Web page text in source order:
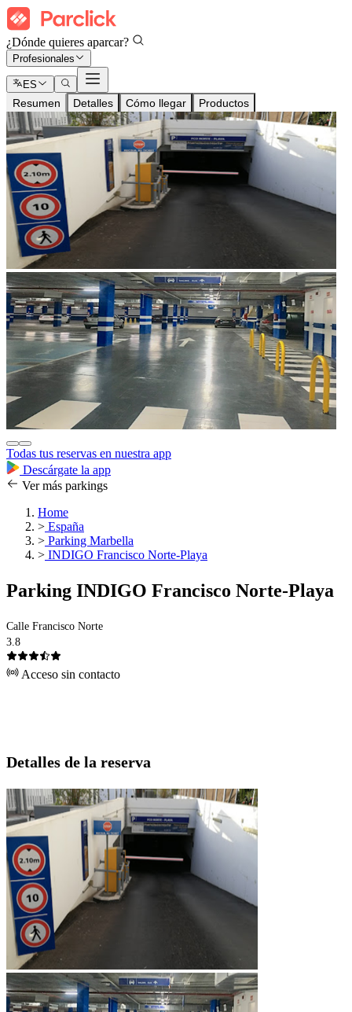
¿Dónde quieres aparcar?
Profesionales
ES
Resumen Detalles Cómo llegar Productos
Todas tus reservas en nuestra app
Descárgate la app
Ver más parkings
Home
> España
> Parking Marbella
> INDIGO Francisco Norte-Playa
Parking INDIGO Francisco Norte-Playa
Calle Francisco Norte
3.8
Acceso sin contacto
Detalles de la reserva